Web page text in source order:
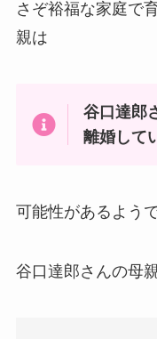
さぞ裕福な家庭で
親は
谷口達郎
離婚して
可能性があるようで
谷口達郎さんの母